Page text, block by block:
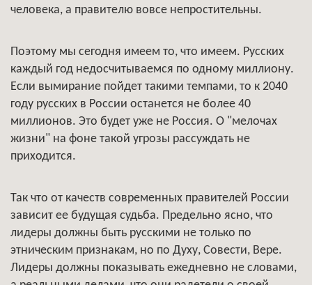
человека, а правителю вовсе непростительны.
Поэтому мы сегодня имеем то, что имеем. Русских
каждый год недосчитываемся по одному миллиону.
Если вымирание пойдет такими темпами, то к 2040
году русских в России останется не более 40
миллионов. Это будет уже не Россия. О "мелочах
жизни" на фоне такой угрозы рассуждать не
приходится.
Так что от качеств современных правителей России
зависит ее будущая судьба. Предельно ясно, что
лидеры должны быть русскими не только по
этническим признакам, но по Духу, Совести, Вере.
Лидеры должны показывать ежедневно не словами,